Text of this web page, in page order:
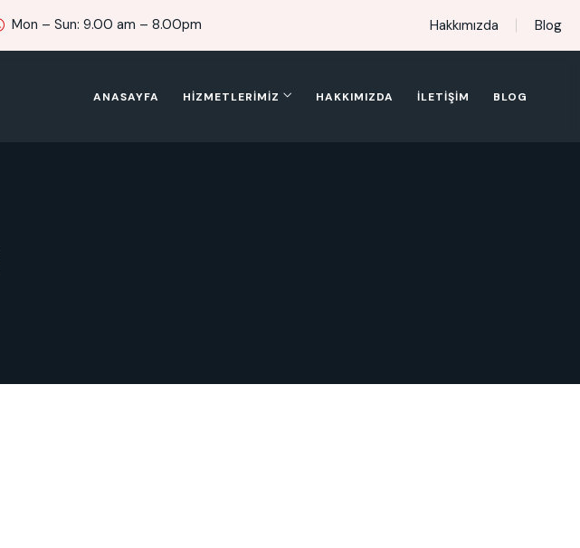
Mon – Sun: 9.00 am – 8.00pm Hakkımızda Blog
ANASAYFA HIZMETLERIMIZ HAKKIMIZDA İLETIŞIM BLOG